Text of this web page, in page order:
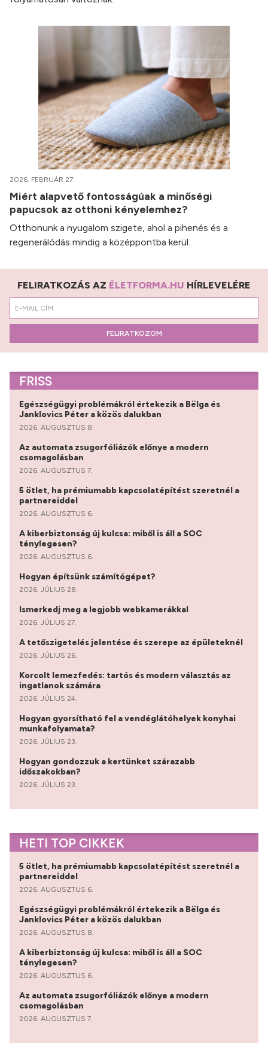
2026. FEBRUÁR 27.
Miért alapvető fontosságúak a minőségi
papucsok az otthoni kényelemhez?
Otthonunk a nyugalom szigete, ahol a pihenés és a
regenerálódás mindig a középpontba kerül.
FELIRATKOZÁS AZ ÉLETFORMA.HU HÍRLEVELÉRE
FELIRATKOZOM
FRISS
Egészségügyi problémákról értekezik a Bëlga és
Janklovics Péter a közös dalukban
2026. AUGUSZTUS 8.
Az automata zsugorfóliázók előnye a modern
csomagolásban
2026. AUGUSZTUS 7.
5 ötlet, ha prémiumabb kapcsolatépítést szeretnél a
partnereiddel
2026. AUGUSZTUS 6.
A kiberbiztonság új kulcsa: miből is áll a SOC
ténylegesen?
2026. AUGUSZTUS 6.
Hogyan építsünk számítógépet?
2026. JÚLIUS 28.
Ismerkedj meg a legjobb webkamerákkal
2026. JÚLIUS 27.
A tetőszigetelés jelentése és szerepe az épületeknél
2026. JÚLIUS 26.
Korcolt lemezfedés: tartós és modern választás az
ingatlanok számára
2026. JÚLIUS 24.
Hogyan gyorsítható fel a vendéglátóhelyek konyhai
munkafolyamata?
2026. JÚLIUS 23.
Hogyan gondozzuk a kertünket szárazabb
időszakokban?
2026. JÚLIUS 23.
HETI TOP CIKKEK
5 ötlet, ha prémiumabb kapcsolatépítést szeretnél a
partnereiddel
2026. AUGUSZTUS 6.
Egészségügyi problémákról értekezik a Bëlga és
Janklovics Péter a közös dalukban
2026. AUGUSZTUS 8.
A kiberbiztonság új kulcsa: miből is áll a SOC
ténylegesen?
2026. AUGUSZTUS 6.
Az automata zsugorfóliázók előnye a modern
csomagolásban
2026. AUGUSZTUS 7.